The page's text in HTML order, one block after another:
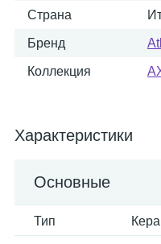
Страна
Бренд
Коллекция
Характеристики
Основные
Тип